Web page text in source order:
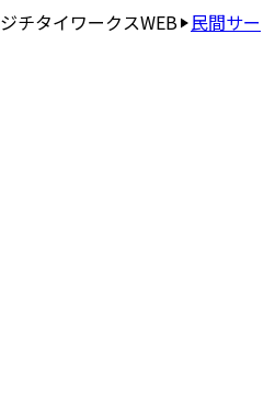
ジチタイワークスWEB 民間サー